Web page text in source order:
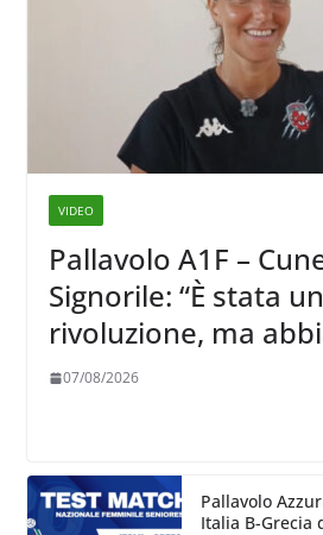
VIDEO
Pallavolo A1F –
Signorile: “È stata
rivoluzione, ma
chiare siu cosa
07/08/2026
Pallavolo
Italia B-Grecia